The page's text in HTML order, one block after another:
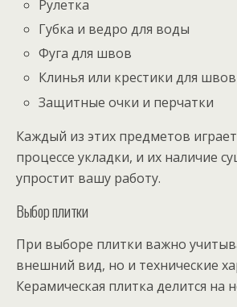
Рулетка
Губка и ведро для воды
Фуга для швов
Клинья или крестики для швов
Защитные очки и перчатки
Каждый из этих предметов
процессе укладки, и их наличие
упростит вашу работу.
Выбор плитки
При выборе плитки важно
внешний вид, но и технические
Керамическая плитка делится на